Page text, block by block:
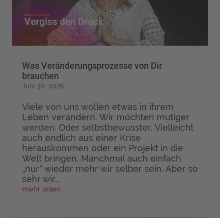
Was Veränderungsprozesse von Dir
brauchen
Juni 30, 2026
Viele von uns wollen etwas in ihrem
Leben verändern. Wir möchten mutiger
werden. Oder selbstbewusster. Vielleicht
auch endlich aus einer Krise
herauskommen oder ein Projekt in die
Welt bringen. Manchmal auch einfach
„nur“ wieder mehr wir selber sein. Aber so
sehr wir...
mehr lesen